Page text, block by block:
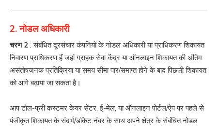
2. नोडल अधिकारी
चरण 2 : संबंधित दूरसंचार कंपनियों के नोडल अधिकारी या प्राधिकरण शिकायत
निवारण प्राधिकरण हैं जहां ग्राहक सेवा केंद्र या ऑनलाइन शिकायत की अंतिम
असंतोषजनक प्रतिक्रिया या समय सीमा पार/समाप्त होने के बाद पिछली शिकायत
को आगे बढ़ाया जा सकता है।
आप टोल-फ्री कस्टमर केयर सेंटर, ई-मेल, या ऑनलाइन पोर्टल/ऐप पर पहले से
पंजीकृत शिकायत के संदर्भ/डॉकेट नंबर के साथ अपने क्षेत्र के संबंधित नोडल